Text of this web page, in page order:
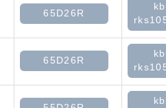
65D26R
65D26R